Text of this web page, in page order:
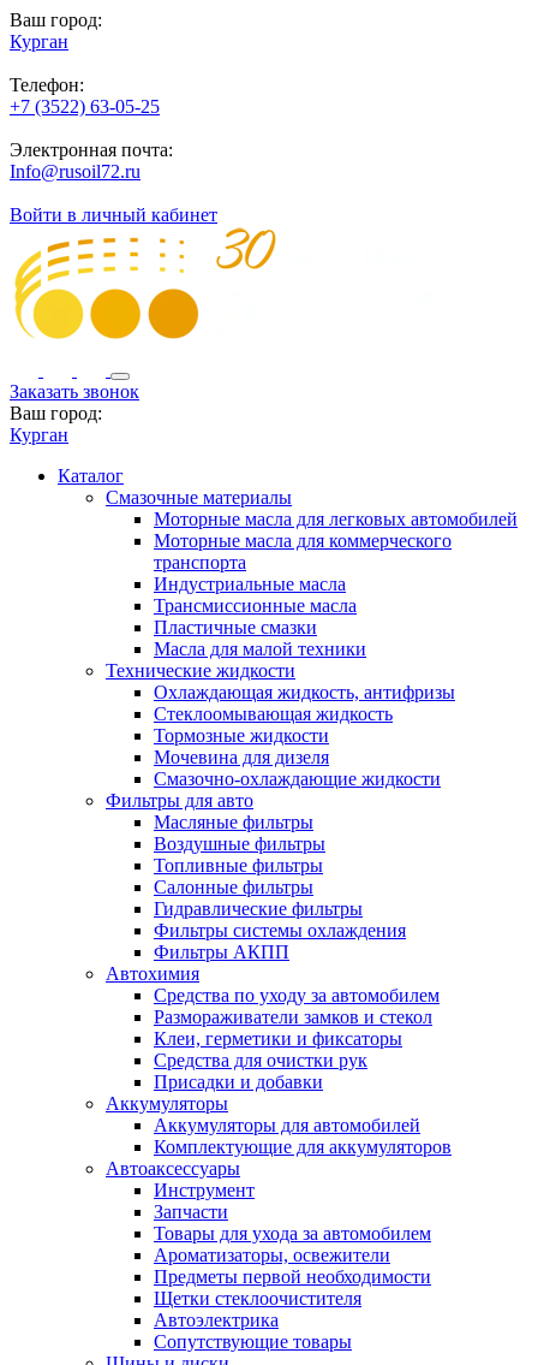
Ваш город:
Курган
Телефон:
+7 (3522) 63-05-25
Электронная почта:
Info@rusoil72.ru
Войти в личный кабинет
Заказать звонок
Ваш город:
Курган
Каталог
Смазочные материалы
Моторные масла для легковых автомобилей
Моторные масла для коммерческого
транспорта
Индустриальные масла
Трансмиссионные масла
Пластичные смазки
Масла для малой техники
Технические жидкости
Охлаждающая жидкость, антифризы
Стеклоомывающая жидкость
Тормозные жидкости
Мочевина для дизеля
Смазочно-охлаждающие жидкости
Фильтры для авто
Масляные фильтры
Воздушные фильтры
Топливные фильтры
Салонные фильтры
Гидравлические фильтры
Фильтры системы охлаждения
Фильтры АКПП
Автохимия
Средства по уходу за автомобилем
Размораживатели замков и стекол
Клеи, герметики и фиксаторы
Средства для очистки рук
Присадки и добавки
Аккумуляторы
Аккумуляторы для автомобилей
Комплектующие для аккумуляторов
Автоаксессуары
Инструмент
Запчасти
Товары для ухода за автомобилем
Ароматизаторы, освежители
Предметы первой необходимости
Щетки стеклоочистителя
Автоэлектрика
Сопутствующие товары